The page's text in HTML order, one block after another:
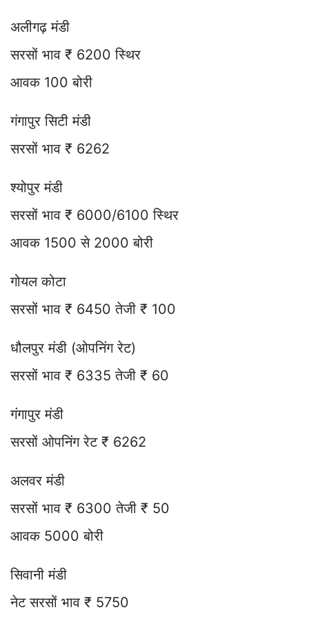
अलीगढ़ मंडी
सरसों भाव ₹ 6200 स्थिर
आवक 100 बोरी
गंगापुर सिटी मंडी
सरसों भाव ₹ 6262
श्योपुर मंडी
सरसों भाव ₹ 6000/6100 स्थिर
आवक 1500 से 2000 बोरी
गोयल कोटा
सरसों भाव ₹ 6450 तेजी ₹ 100
धौलपुर मंडी (ओपनिंग रेट)
सरसों भाव ₹ 6335 तेजी ₹ 60
गंगापुर मंडी
सरसों ओपनिंग रेट ₹ 6262
अलवर मंडी
सरसों भाव ₹ 6300 तेजी ₹ 50
आवक 5000 बोरी
सिवानी मंडी
नेट सरसों भाव ₹ 5750